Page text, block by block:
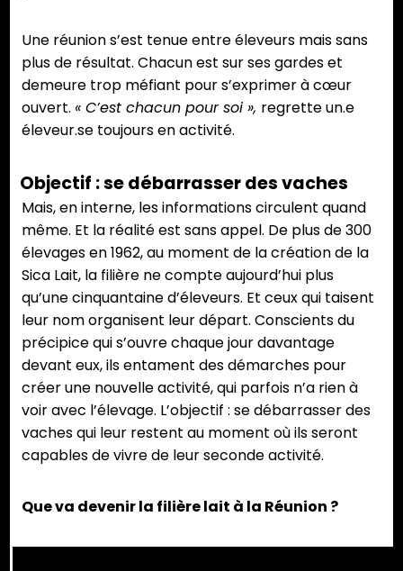
Une réunion s’est tenue entre éleveurs mais sans
plus de résultat. Chacun est sur ses gardes et
demeure trop méfiant pour s’exprimer à cœur
ouvert. « C’est chacun pour soi », regrette un.e
éleveur.se toujours en activité.
Objectif : se débarrasser des vaches
Mais, en interne, les informations circulent quand
même. Et la réalité est sans appel. De plus de 300
élevages en 1962, au moment de la création de la
Sica Lait, la filière ne compte aujourd’hui plus
qu’une cinquantaine d’éleveurs. Et ceux qui taisent
leur nom organisent leur départ. Conscients du
précipice qui s’ouvre chaque jour davantage
devant eux, ils entament des démarches pour
créer une nouvelle activité, qui parfois n’a rien à
voir avec l’élevage. L’objectif : se débarrasser des
vaches qui leur restent au moment où ils seront
capables de vivre de leur seconde activité.
Que va devenir la filière lait à la Réunion ?